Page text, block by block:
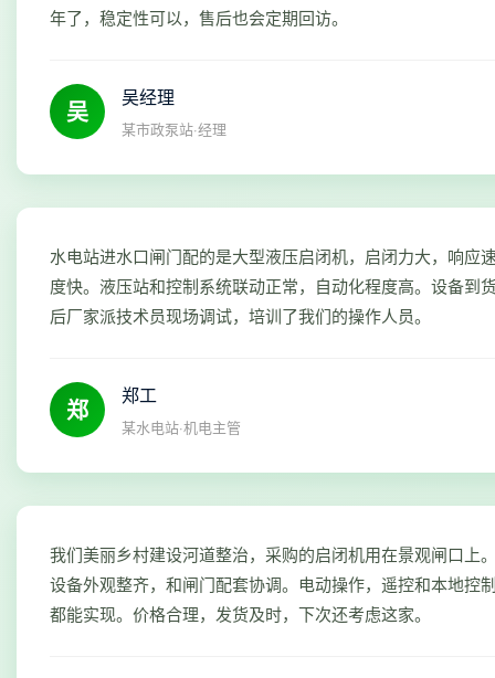
年了，稳定性可以，售后也会定期回访。
吴 吴经理
某市政泵站·经理
水电站进水口闸门配的是大型液压启闭机，启闭力大，响应
度快。液压站和控制系统联动正常，自动化程度高。设备到
后厂家派技术员现场调试，培训了我们的操作人员。
郑 郑工
某水电站·机电主管
我们美丽乡村建设河道整治，采购的启闭机用在景观闸口上
设备外观整齐，和闸门配套协调。电动操作，遥控和本地控
都能实现。价格合理，发货及时，下次还考虑这家。